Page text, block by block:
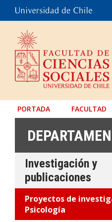
PORTADA FACULTAD
Investigación y
publicaciones
Proyectos de
Psicología